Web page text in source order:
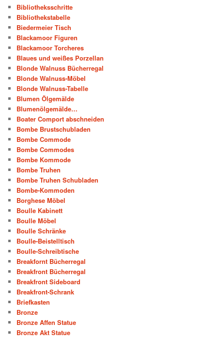
Bibliotheksschritte
Bibliothekstabelle
Biedermeier Tisch
Blackamoor Figuren
Blackamoor Torcheres
Blaues und weißes Porzellan
Blonde Walnuss Bücherregal
Blonde Walnuss-Möbel
Blonde Walnuss-Tabelle
Blumen Ölgemälde
Blumenölgemälde…
Boater Comport abschneiden
Bombe Brustschubladen
Bombe Commode
Bombe Commodes
Bombe Kommode
Bombe Truhen
Bombe Truhen Schubladen
Bombe-Kommoden
Borghese Möbel
Boulle Kabinett
Boulle Möbel
Boulle Schränke
Boulle-Beistelltisch
Boulle-Schreibtische
Breakfornt Bücherregal
Breakfront Bücherregal
Breakfront Sideboard
Breakfront-Schrank
Briefkasten
Bronze
Bronze Affen Statue
Bronze Akt Statue